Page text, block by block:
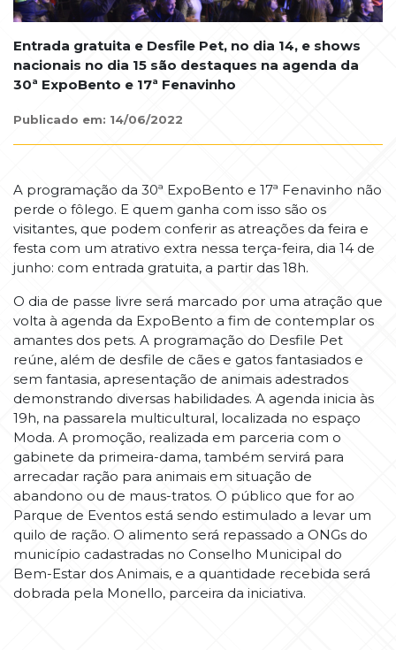
Entrada gratuita e Desfile Pet, no dia 14, e shows
nacionais no dia 15 são destaques na agenda da
30ª ExpoBento e 17ª Fenavinho
Publicado em: 14/06/2022
A programação da 30ª ExpoBento e 17ª Fenavinho não
perde o fôlego. E quem ganha com isso são os
visitantes, que podem conferir as atreações da feira e
festa com um atrativo extra nessa terça-feira, dia 14 de
junho: com entrada gratuita, a partir das 18h.
O dia de passe livre será marcado por uma atração que
volta à agenda da ExpoBento a fim de contemplar os
amantes dos pets. A programação do Desfile Pet
reúne, além de desfile de cães e gatos fantasiados e
sem fantasia, apresentação de animais adestrados
demonstrando diversas habilidades. A agenda inicia às
19h, na passarela multicultural, localizada no espaço
Moda. A promoção, realizada em parceria com o
gabinete da primeira-dama, também servirá para
arrecadar ração para animais em situação de
abandono ou de maus-tratos. O público que for ao
Parque de Eventos está sendo estimulado a levar um
quilo de ração. O alimento será repassado a ONGs do
município cadastradas no Conselho Municipal do
Bem-Estar dos Animais, e a quantidade recebida será
dobrada pela Monello, parceira da iniciativa.